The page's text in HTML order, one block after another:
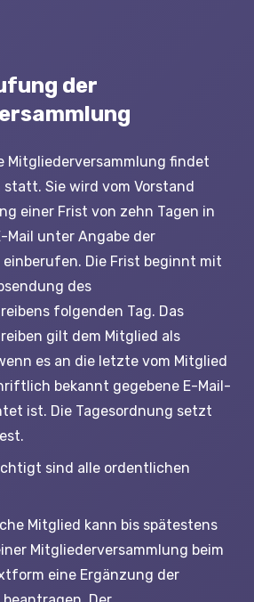
der
Mitgliederversammlung findet
Sie wird vom Vorstand
einer Frist von zehn Tagen in
Mail unter Angabe der
einberufen. Die Frist beginnt mit
des
folgenden Tag. Das
gilt dem Mitglied als
es an die letzte vom Mitglied
bekannt gegebene E-Mail-
ist. Die Tagesordnung setzt
sind alle ordentlichen
Mitglied kann bis spätestens
Mitgliederversammlung beim
eine Ergänzung der